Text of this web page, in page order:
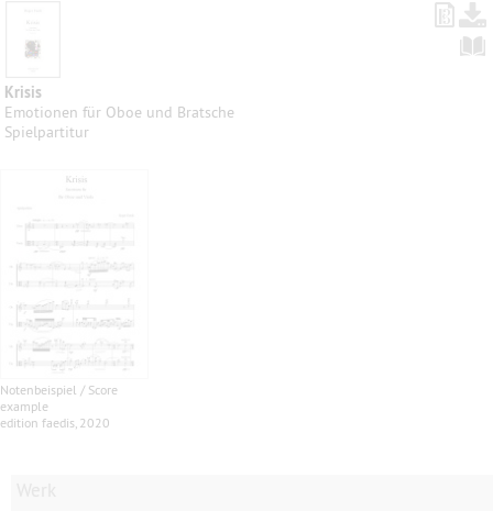
Krisis
Emotionen für Oboe und Bratsche
Spielpartitur
Notenbeispiel / Score
example
edition faedis, 2020